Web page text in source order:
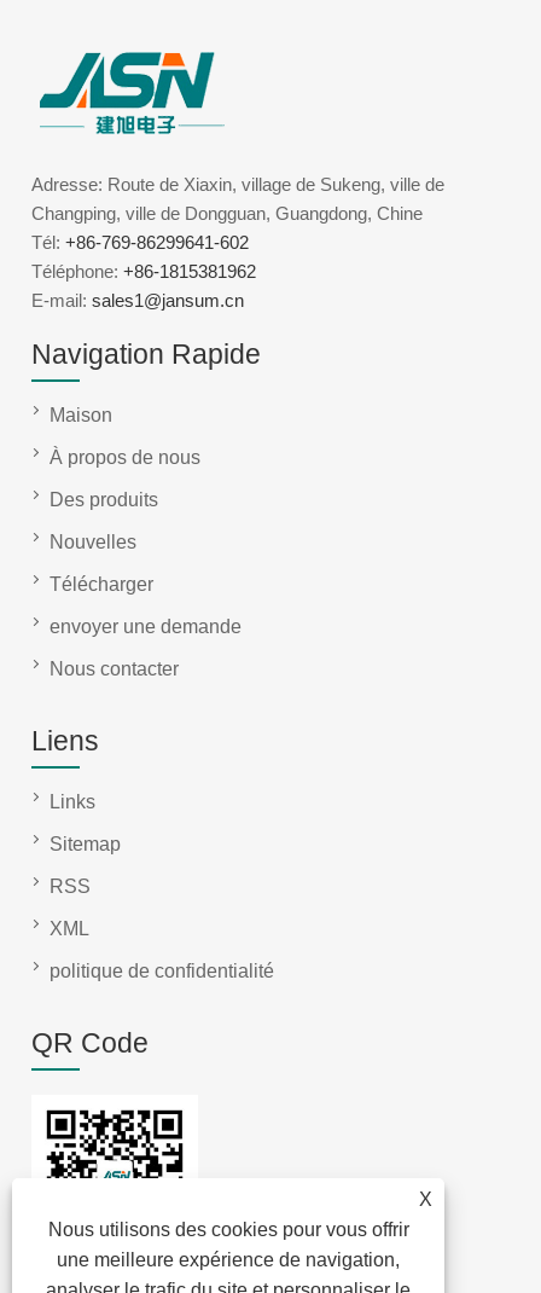
X
Nous utilisons des cookies pour vous offrir
une meilleure expérience de navigation,
Adresse: Route de Xiaxin, village de Sukeng, ville de
Changping, ville de Dongguan, Guangdong, Chine
Tél:+86-769-86299641-602
Téléphone:+86-1815381962
E-mail:sales1@jansum.cn
Navigation Rapide
Maison
À propos de nous
Des produits
Nouvelles
Télécharger
envoyer une demande
Nous contacter
Liens
Links
Sitemap
RSS
XML
politique de confidentialité
QR Code